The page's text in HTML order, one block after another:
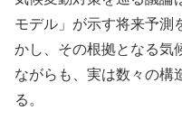
モデル」が示す将来予測
かし、その根拠となる気
ながらも、実は数々の構
る。